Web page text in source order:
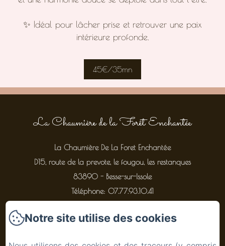
✨ Idéal pour lâcher prise et retrouver une paix
intérieure profonde.
45€/35mn
La Chaumière de la Forêt Enchantée
La Chaumière De La Foret Enchantée
D15, route de la prevote, le fougou, les restanques
83890 - Besse-sur-Issole
Téléphone: 07.77.93.10.41
Notre site utilise des cookies